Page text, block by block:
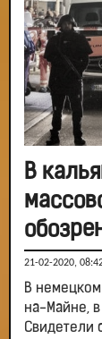
В
21-02-2020,
В
на-Майне,
Свидетели